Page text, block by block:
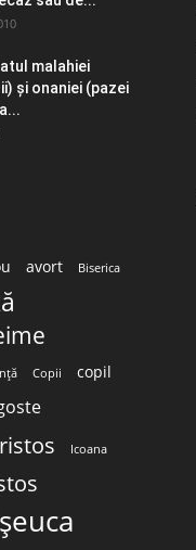
malahiei
şi onaniei (pazei
avort Biserica
Copii
copil
Icoana